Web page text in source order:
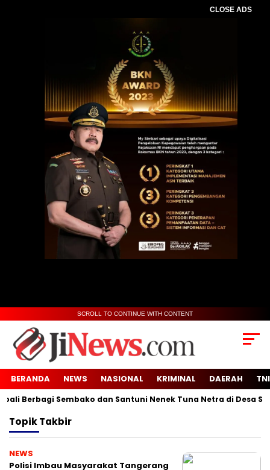
CLOSE ADS
SCROLL TO CONTINUE WITH CONTENT
BERANDA NEWS NASIONAL KRIMINAL DAERAH
Berbagi Sembako dan Santuni Nenek Tuna Netra di Desa
TopikTakbir
NEWS
Polisi Imbau Masyarakat Tangerang